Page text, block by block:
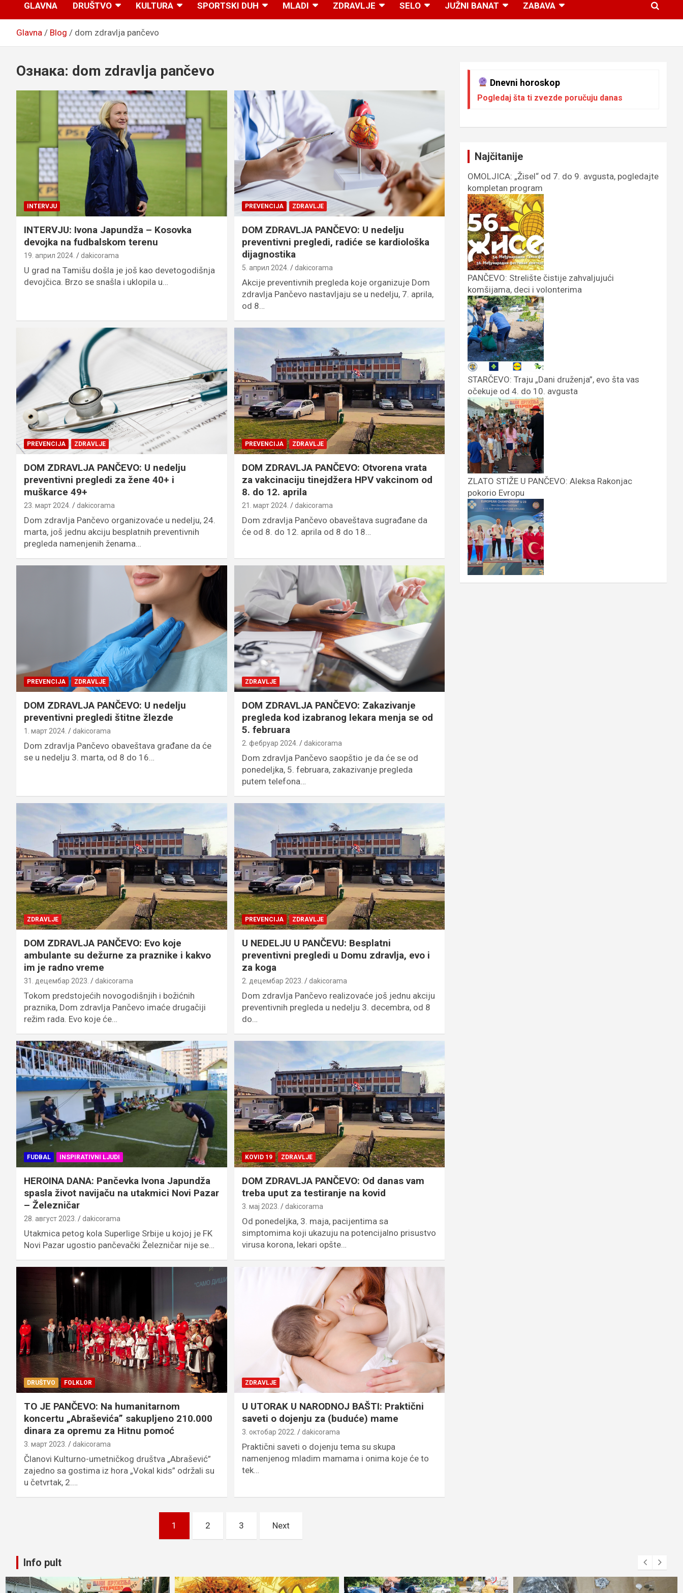
GLAVNA DRUŠTVO KULTURA SPORTSKI DUH MLADI ZDRAVLJE SELO JUŽNI BANAT ZABAVA
Glavna Blog dom zdravlja pančevo
Ознака: dom zdravlja pančevo
INTERVJU
INTERVJU: Ivona Japundža – Kosovka
devojka na fudbalskom terenu
19. април 2024. dakicorama
U grad na Tamišu došla je još kao devetogodišnja
devojčica. Brzo se snašla i uklopila u…
PREVENCIJA ZDRAVLJE
DOM ZDRAVLJA PANČEVO: U nedelju
preventivni pregledi, radiće se kardiološka
dijagnostika
5. април 2024. dakicorama
Akcije preventivnih pregleda koje organizuje Dom
zdravlja Pančevo nastavljaju se u nedelju, 7. aprila,
od 8…
PREVENCIJA ZDRAVLJE
DOM ZDRAVLJA PANČEVO: U nedelju
preventivni pregledi za žene 40+ i
muškarce 49+
23. март 2024. dakicorama
Dom zdravlja Pančevo organizovaće u nedelju, 24.
marta, još jednu akciju besplatnih preventivnih
pregleda namenjenih ženama…
PREVENCIJA ZDRAVLJE
DOM ZDRAVLJA PANČEVO: Otvorena vrata
za vakcinaciju tinejdžera HPV vakcinom od
8. do 12. aprila
21. март 2024. dakicorama
Dom zdravlja Pančevo obaveštava sugrađane da
će od 8. do 12. aprila od 8 do 18…
PREVENCIJA ZDRAVLJE
DOM ZDRAVLJA PANČEVO: U nedelju
preventivni pregledi štitne žlezde
1. март 2024. dakicorama
Dom zdravlja Pančevo obaveštava građane da će
se u nedelju 3. marta, od 8 do 16…
ZDRAVLJE
DOM ZDRAVLJA PANČEVO: Zakazivanje
pregleda kod izabranog lekara menja se od
5. februara
2. фебруар 2024. dakicorama
Dom zdravlja Pančevo saopštio je da će se od
ponedeljka, 5. februara, zakazivanje pregleda
putem telefona…
ZDRAVLJE
DOM ZDRAVLJA PANČEVO: Evo koje
ambulante su dežurne za praznike i kakvo
im je radno vreme
31. децембар 2023. dakicorama
Tokom predstojećih novogodišnjih i božićnih
praznika, Dom zdravlja Pančevo imaće drugačiji
režim rada. Evo koje će…
PREVENCIJA ZDRAVLJE
U NEDELJU U PANČEVU: Besplatni
preventivni pregledi u Domu zdravlja, evo i
za koga
2. децембар 2023. dakicorama
Dom zdravlja Pančevo realizovaće još jednu akciju
preventivnih pregleda u nedelju 3. decembra, od 8
do…
FUDBAL INSPIRATIVNI LJUDI
HEROINA DANA: Pančevka Ivona Japundža
spasla život navijaču na utakmici Novi Pazar
– Železničar
28. август 2023. dakicorama
Utakmica petog kola Superlige Srbije u kojoj je FK
Novi Pazar ugostio pančevački Železničar nije se…
KOVID 19 ZDRAVLJE
DOM ZDRAVLJA PANČEVO: Od danas vam
treba uput za testiranje na kovid
3. мај 2023. dakicorama
Od ponedeljka, 3. maja, pacijentima sa
simptomima koji ukazuju na potencijalno prisustvo
virusa korona, lekari opšte…
DRUŠTVO FOLKLOR
TO JE PANČEVO: Na humanitarnom
koncertu „Abraševića” sakupljeno 210.000
dinara za opremu za Hitnu pomoć
3. март 2023. dakicorama
Članovi Kulturno-umetničkog društva „Abrašević”
zajedno sa gostima iz hora „Vokal kids” održali su
u četvrtak, 2.…
ZDRAVLJE
U UTORAK U NARODNOJ BAŠTI: Praktični
saveti o dojenju za (buduće) mame
3. октобар 2022. dakicorama
Praktični saveti o dojenju tema su skupa
namenjenog mladim mamama i onima koje će to
tek…
1 2 3 Next
Dnevni horoskop
Pogledaj šta ti zvezde poručuju danas
Najčitanije
OMOLJICA: „Žisel“ od 7. do 9. avgusta, pogledajte
kompletan program
PANČEVO: Strelište čistije zahvaljujući
komšijama, deci i volonterima
STARČEVO: Traju „Dani druženja”, evo šta vas
očekuje od 4. do 10. avgusta
ZLATO STIŽE U PANČEVO: Aleksa Rakonjac
pokorio Evropu
Info pult